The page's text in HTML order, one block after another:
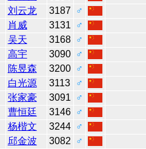
刘云龙 3187
♂
肖威 3131
♂
吴天 3168
♂
高宇 3090
♂
陈昱森 3200
♂
白光源 3113
♂
张家豪 3091
♂
曹恒廷 3146
♂
杨楷文 3244
♂
邱金波 3082
♂